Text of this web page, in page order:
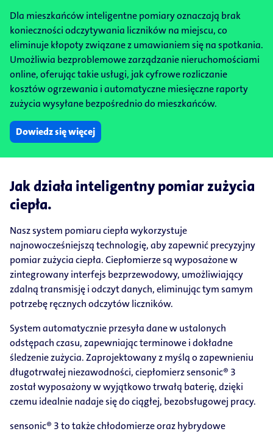
Dla mieszkańców inteligentne pomiary oznaczają brak
konieczności odczytywania liczników na miejscu, co
eliminuje kłopoty związane z umawianiem się na spotkania.
Umożliwia bezproblemowe zarządzanie nieruchomościami
online, oferując takie usługi, jak cyfrowe rozliczanie
kosztów ogrzewania i automatyczne miesięczne raporty
zużycia wysyłane bezpośrednio do mieszkańców.
Dowiedz się więcej
Jak działa inteligentny pomiar zużycia
ciepła.
Nasz system pomiaru ciepła wykorzystuje
najnowocześniejszą technologię, aby zapewnić precyzyjny
pomiar zużycia ciepła. Ciepłomierze są wyposażone w
zintegrowany interfejs bezprzewodowy, umożliwiający
zdalną transmisję i odczyt danych, eliminując tym samym
potrzebę ręcznych odczytów liczników.
System automatycznie przesyła dane w ustalonych
odstępach czasu, zapewniając terminowe i dokładne
śledzenie zużycia. Zaprojektowany z myślą o zapewnieniu
długotrwałej niezawodności, ciepłomierz sensonic® 3
został wyposażony w wyjątkowo trwałą baterię, dzięki
czemu idealnie nadaje się do ciągłej, bezobsługowej pracy.
sensonic® 3 to także chłodomierze oraz hybrydowe